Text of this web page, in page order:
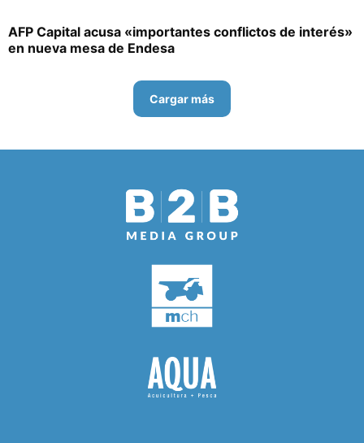
AFP Capital acusa «importantes conflictos de interés»
en nueva mesa de Endesa
Cargar más